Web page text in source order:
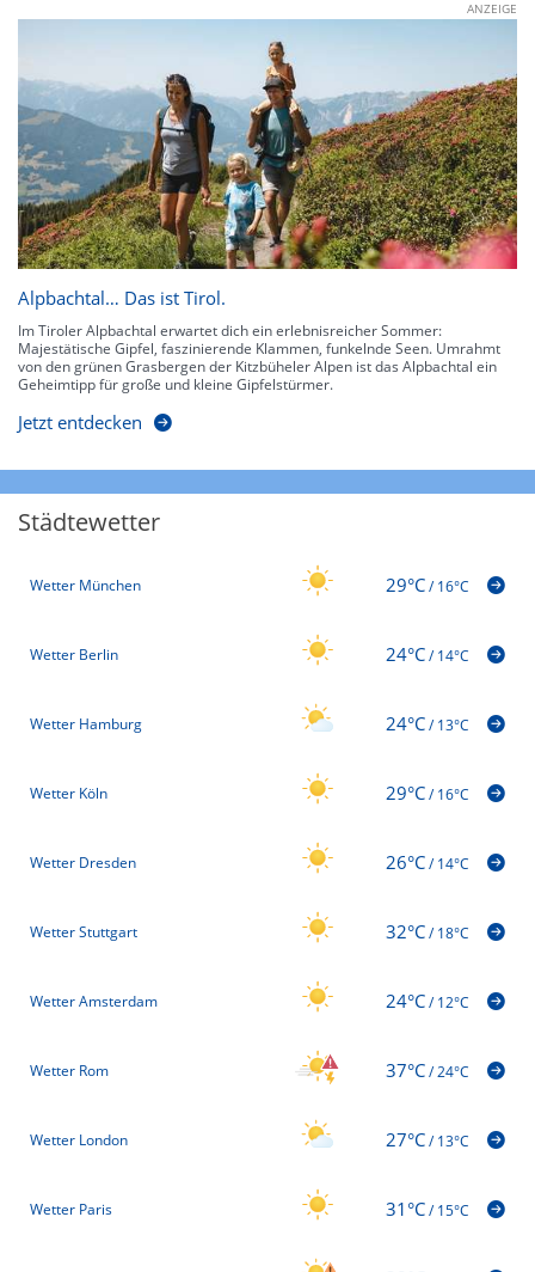
ANZEIGE
Alpbachtal… Das ist Tirol.
Im Tiroler Alpbachtal erwartet dich ein erlebnisreicher Sommer:
Majestätische Gipfel, faszinierende Klammen, funkelnde Seen. Umrahmt
von den grünen Grasbergen der Kitzbüheler Alpen ist das Alpbachtal ein
Geheimtipp für große und kleine Gipfelstürmer.
Jetzt entdecken
Städtewetter
Wetter München 29°C/16°C
Wetter Berlin 24°C/14°C
Wetter Hamburg 24°C/13°C
Wetter Köln 29°C/16°C
Wetter Dresden 26°C/14°C
Wetter Stuttgart 32°C/18°C
Wetter Amsterdam 24°C/12°C
Wetter Rom 37°C/24°C
Wetter London 27°C/13°C
Wetter Paris 31°C/15°C